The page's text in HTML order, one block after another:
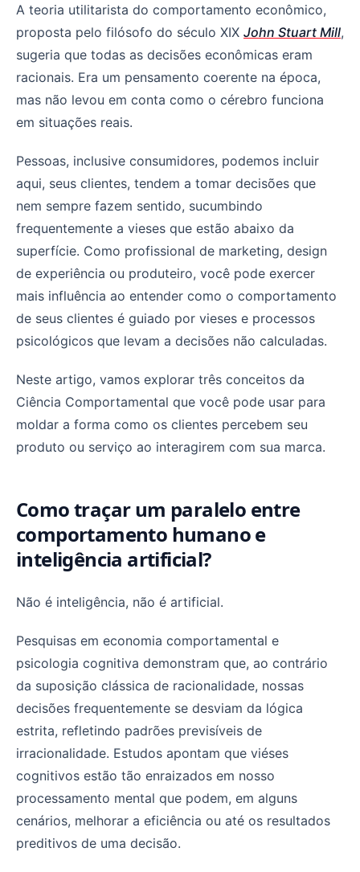
A teoria utilitarista do comportamento econômico,
proposta pelo filósofo do século XIX John Stuart Mill,
sugeria que todas as decisões econômicas eram
racionais. Era um pensamento coerente na época,
mas não levou em conta como o cérebro funciona
em situações reais.
Pessoas, inclusive consumidores, podemos incluir
aqui, seus clientes, tendem a tomar decisões que
nem sempre fazem sentido, sucumbindo
frequentemente a vieses que estão abaixo da
superfície. Como profissional de marketing, design
de experiência ou produteiro, você pode exercer
mais influência ao entender como o comportamento
de seus clientes é guiado por vieses e processos
psicológicos que levam a decisões não calculadas.
Neste artigo, vamos explorar três conceitos da
Ciência Comportamental que você pode usar para
moldar a forma como os clientes percebem seu
produto ou serviço ao interagirem com sua marca.
Como traçar um paralelo entre
comportamento humano e
inteligência artificial?
Não é inteligência, não é artificial.
Pesquisas em economia comportamental e
psicologia cognitiva demonstram que, ao contrário
da suposição clássica de racionalidade, nossas
decisões frequentemente se desviam da lógica
estrita, refletindo padrões previsíveis de
irracionalidade. Estudos apontam que viéses
cognitivos estão tão enraizados em nosso
processamento mental que podem, em alguns
cenários, melhorar a eficiência ou até os resultados
preditivos de uma decisão.